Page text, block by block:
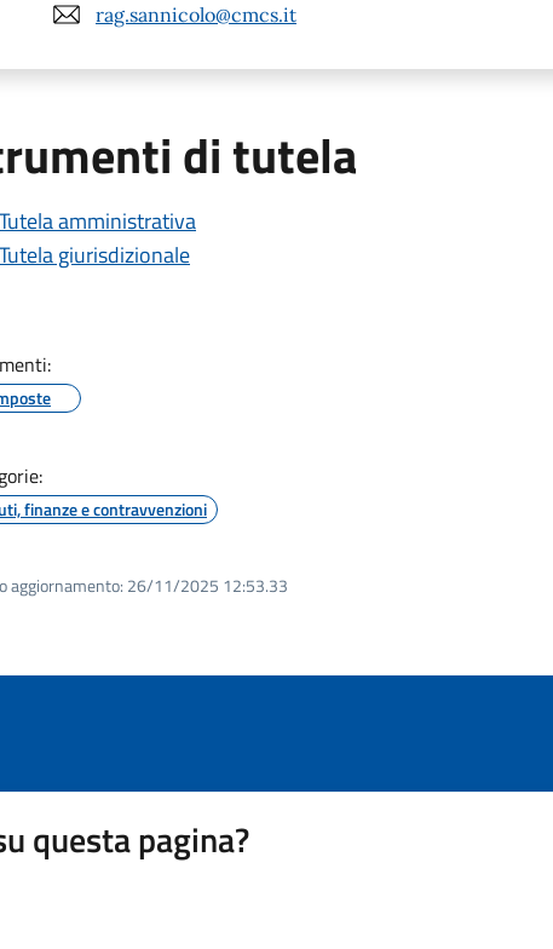
rag.sannicolo@cmcs.it
di tutela
Tutela amministrativa
Tutela giurisdizionale
finanze e contravvenzioni
aggiornamento: 26/11/2025 12:53.33
questa pagina?